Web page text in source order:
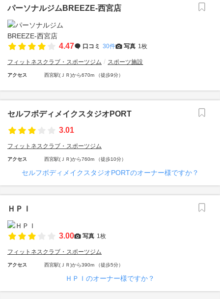
パーソナルジムBREEZE-西宮店
4.47 口コミ 30件 写真 1枚
フィットネスクラブ・スポーツジム スポーツ施設
アクセス 西宮駅(ＪＲ)から670m （徒歩9分）
セルフボディメイクスタジオPORT
3.01
フィットネスクラブ・スポーツジム
アクセス 西宮駅(ＪＲ)から760m （徒歩10分）
セルフボディメイクスタジオPORTのオーナー様ですか？
ＨＰＩ
3.00 写真 1枚
フィットネスクラブ・スポーツジム
アクセス 西宮駅(ＪＲ)から390m （徒歩5分）
ＨＰＩのオーナー様ですか？